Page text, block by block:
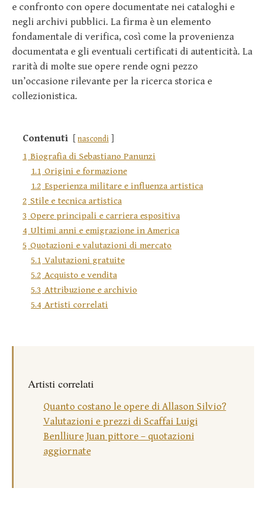
e confronto con opere documentate nei cataloghi e
negli archivi pubblici. La firma è un elemento
fondamentale di verifica, così come la provenienza
documentata e gli eventuali certificati di autenticità. La
rarità di molte sue opere rende ogni pezzo
un’occasione rilevante per la ricerca storica e
collezionistica.
Contenuti nascondi
1 Biografia di Sebastiano Panunzi
1.1 Origini e formazione
1.2 Esperienza militare e influenza artistica
2 Stile e tecnica artistica
3 Opere principali e carriera espositiva
4 Ultimi anni e emigrazione in America
5 Quotazioni e valutazioni di mercato
5.1 Valutazioni gratuite
5.2 Acquisto e vendita
5.3 Attribuzione e archivio
5.4 Artisti correlati
Artisti correlati
Quanto costano le opere di Allason Silvio?
Valutazioni e prezzi di Scaffai Luigi
Benlliure Juan pittore – quotazioni
aggiornate